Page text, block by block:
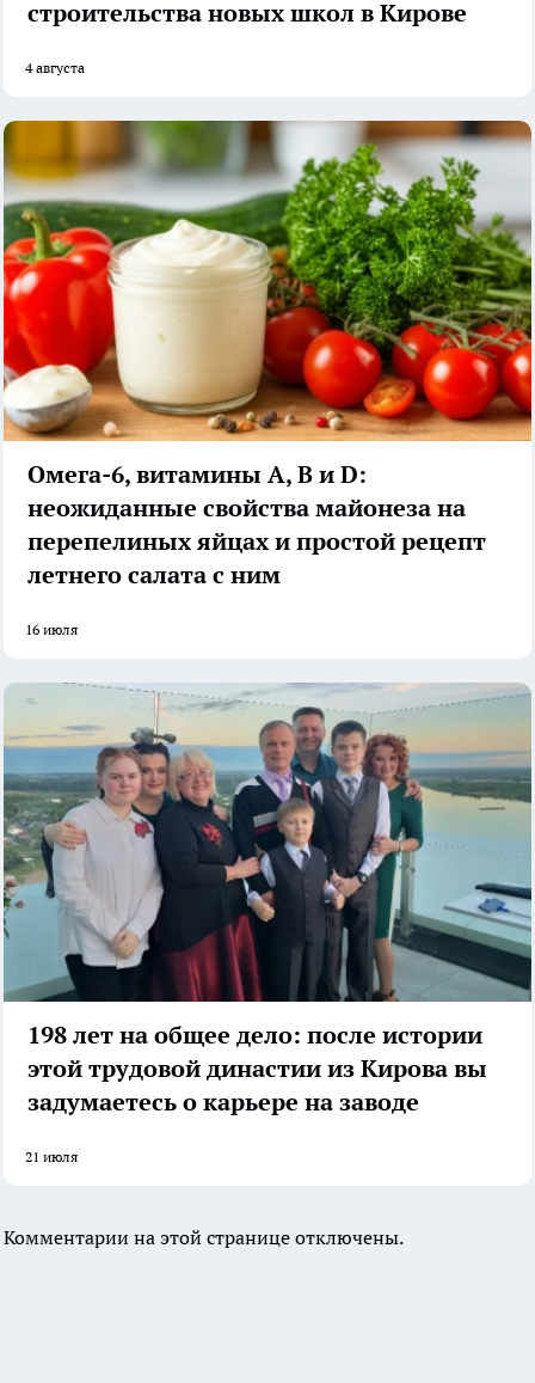
строительства новых школ в Кирове
4 августа
Омега-6, витамины А, В и D:
неожиданные свойства майонеза на
перепелиных яйцах и простой рецепт
летнего салата с ним
16 июля
198 лет на общее дело: после истории
этой трудовой династии из Кирова вы
задумаетесь о карьере на заводе
21 июля
Комментарии на этой странице отключены.